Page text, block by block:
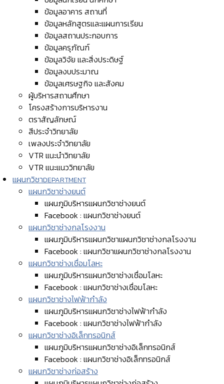
ข้อมูลอาคาร สถานที่
ข้อมูลหลักสูตรและแผนการเรียน
ข้อมูลสถานประกอบการ
ข้อมูลครุภัณฑ์
ข้อมูลวิจัย และสิ่งประดิษฐ์
ข้อมูลงบประมาณ
ข้อมูลเศรษฐกิจ และสังคม
ผู้บริหารสถานศึกษา
โครงสร้างการบริหารงาน
ตราสัญลักษณ์
สีประจำวิทยาลัย
เพลงประจำวิทยาลัย
VTR แนะนำวิทยาลัย
VTR แนะแนววิทยาลัย
แผนกวิชาDEPARTMENT
แผนกวิชาช่างยนต์
แผนภูมิบริหารแผนกวิชาช่างยนต์
Facebook : แผนกวิชาช่างยนต์
แผนกวิชาช่างกลโรงงาน
แผนภูมิบริหารแผนกวิชาแผนกวิชาช่างกลโรงงาน
Facebook : แผนกวิชาแผนกวิชาช่างกลโรงงาน
แผนกวิชาช่างเชื่อมโลหะ
แผนภูมิบริหารแผนกวิชาช่างเชื่อมโลหะ
Facebook : แผนกวิชาช่างเชื่อมโลหะ
แผนกวิชาช่างไฟฟ้ากำลัง
แผนภูมิบริหารแผนกวิชาช่างไฟฟ้ากำลัง
Facebook : แผนกวิชาช่างไฟฟ้ากำลัง
แผนกวิชาช่างอิเล็กทรอนิกส์
แผนภูมิบริหารแผนกวิชาช่างอิเล็กทรอนิกส์
Facebook : แผนกวิชาช่างอิเล็กทรอนิกส์
แผนกวิชาช่างก่อสร้าง